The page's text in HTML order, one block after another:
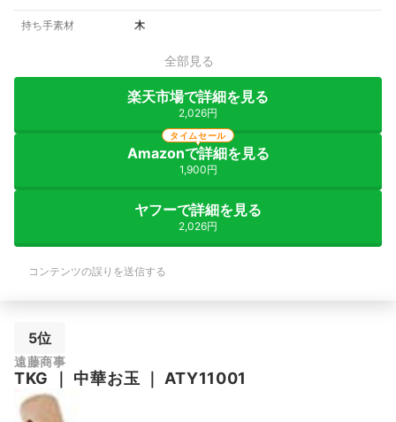
持ち手素材 木
全部見る
楽天市場で詳細を見る
2,026円
Amazonで詳細を見る
1,900円
タイムセール
ヤフーで詳細を見る
2,026円
コンテンツの誤りを送信する
5位
遠藤商事
TKG 中華お玉 ATY11001